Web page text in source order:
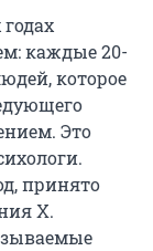
каждые 20-
которое
Это
принято
Х.